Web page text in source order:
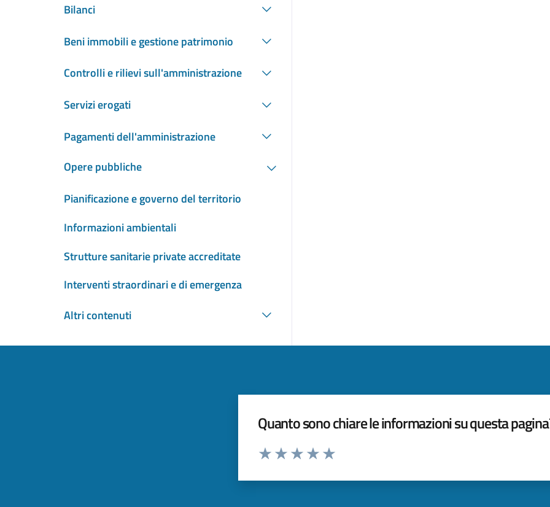
Bilanci
Beni immobili e gestione patrimonio
Controlli e rilievi sull'amministrazione
Servizi erogati
Pagamenti dell'amministrazione
Opere pubbliche
Pianificazione e governo del territorio
Informazioni ambientali
Strutture sanitarie private accreditate
Interventi straordinari e di emergenza
Altri contenuti
Quanto sono chiare le informazioni su questa
Valuta da 1 a 5 stelle la pagina